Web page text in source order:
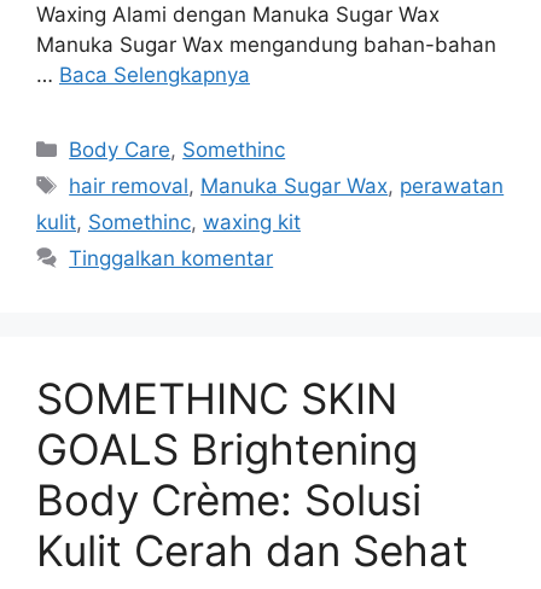
Waxing Alami dengan Manuka Sugar Wax
Manuka Sugar Wax mengandung bahan-bahan
… Baca Selengkapnya
Kategori
Body Care, Somethinc
Tag
hair removal, Manuka Sugar Wax, perawatan
kulit, Somethinc, waxing kit
Tinggalkan komentar
SOMETHINC SKIN
GOALS Brightening
Body Crème: Solusi
Kulit Cerah dan Sehat